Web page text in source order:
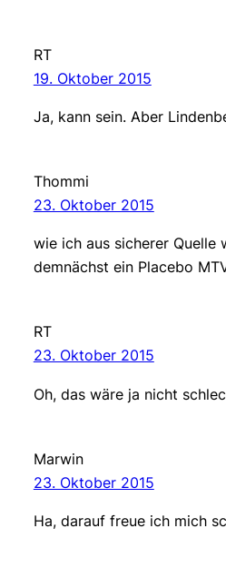
RT
19. Oktober 2015
Ja, kann sein. Aber
Thommi
23. Oktober 2015
wie ich aus sicherer Quelle
demnächst ein Placebo
RT
23. Oktober 2015
Oh, das wäre ja nicht
Marwin
23. Oktober 2015
Ha, darauf freue ich mich